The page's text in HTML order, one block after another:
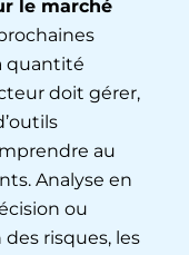
le marché
quantité
doit gérer,
au
Analyse en
ou
risques, les